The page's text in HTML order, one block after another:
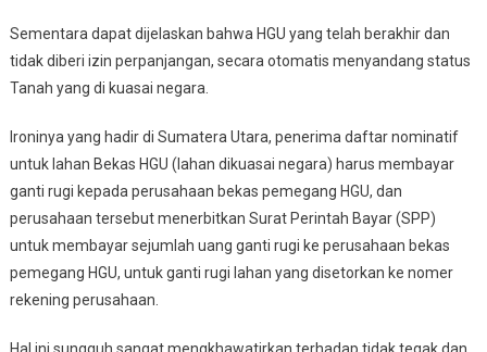
Sementara dapat dijelaskan bahwa HGU yang telah berakhir dan
tidak diberi izin perpanjangan, secara otomatis menyandang status
Tanah yang di kuasai negara.
Ironinya yang hadir di Sumatera Utara, penerima daftar nominatif
untuk lahan Bekas HGU (lahan dikuasai negara) harus membayar
ganti rugi kepada perusahaan bekas pemegang HGU, dan
perusahaan tersebut menerbitkan Surat Perintah Bayar (SPP)
untuk membayar sejumlah uang ganti rugi ke perusahaan bekas
pemegang HGU, untuk ganti rugi lahan yang disetorkan ke nomer
rekening perusahaan.